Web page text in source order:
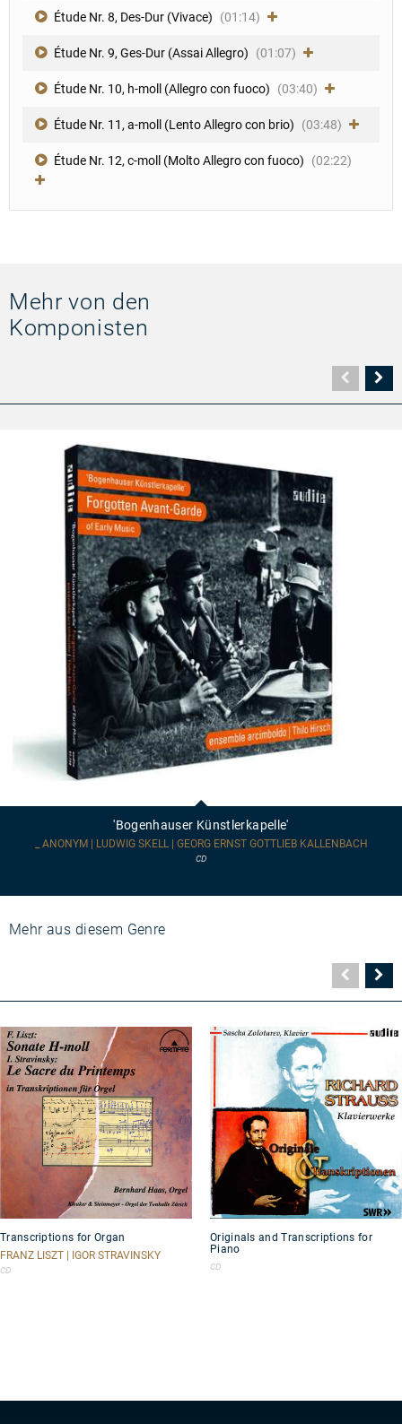
Étude Nr. 8, Des-Dur (Vivace) (01:14)
Étude Nr. 9, Ges-Dur (Assai Allegro) (01:07)
Étude Nr. 10, h-moll (Allegro con fuoco) (03:40)
Étude Nr. 11, a-moll (Lento Allegro con brio) (03:48)
Étude Nr. 12, c-moll (Molto Allegro con fuoco) (02:22)
Mehr von den
Komponisten
Seite
'Bogenhauser Künstlerkapelle'
_ ANONYM | LUDWIG SKELL | GEORG ERNST GOTTLIEB KALLENBACH
CD
Mehr aus diesem Genre
Seite
for
Organ
Transcriptions for Organ
FRANZ LISZT | IGOR STRAVINSKY
CD
and
Transcriptions
for
Originals and Transcriptions for
Piano
CD